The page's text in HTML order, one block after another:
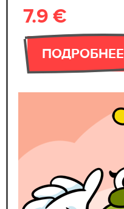
7.9 €
ПОДРОБНЕЕ